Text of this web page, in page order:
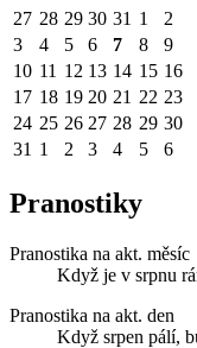
27 28 29 30 31 1
2
3
4 5 6 7 8
9
10 11 12 13 14 15 16
17 18 19 20 21 22 23
24 25 26 27 28 29 30
31 1 2 3 4 5 6
Pranostiky
Pranostika na akt. měsíc
Když je v srpnu
Pranostika na akt. den
Když srpen pálí,